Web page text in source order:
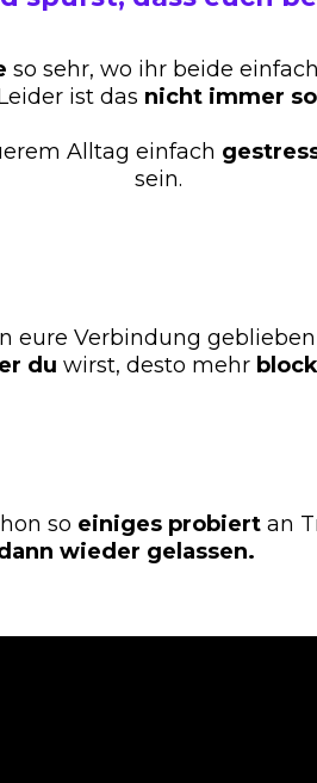
so sehr, wo ihr beide
ist das nicht immer so
Alltag einfach
sein.
eure Verbindung
du wirst, desto mehr
so einiges probiert an
wieder gelassen.